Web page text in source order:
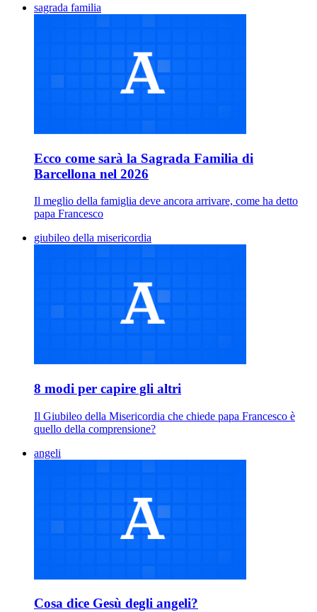
sagrada familia
Ecco come sarà la Sagrada Familia di
Barcellona nel 2026
Il meglio della famiglia deve ancora arrivare, come ha detto
papa Francesco
giubileo della misericordia
8 modi per capire gli altri
Il Giubileo della Misericordia che chiede papa Francesco è
quello della comprensione?
angeli
Cosa dice Gesù degli angeli?